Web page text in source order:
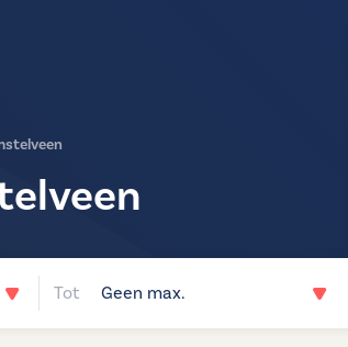
Geen max.